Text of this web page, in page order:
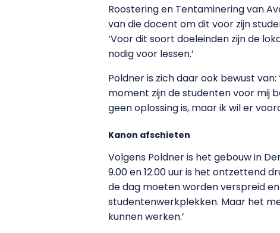
Roostering en Tentaminering van
van die docent om dit voor zijn
‘Voor dit soort doeleinden zijn de
nodig voor lessen.’
Poldner is zich daar ook bewust
moment zijn de studenten voor mij
geen oplossing is, maar ik wil er
Kanon afschieten
Volgens Poldner is het gebouw in
9.00 en 12.00 uur is het ontzettend
de dag moeten worden verspreid
studentenwerkplekken. Maar het
kunnen werken.’